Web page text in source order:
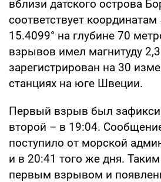
вблизи датского острова
соответствует координатам
15.4099° на глубине 70
взрывов имел магнитуду
зарегистрирован на 30
станциях на юге Швеции.
Первый взрыв был
второй – в 19:04.
поступило от морской
и в 20:41 того же дня.
первым взрывом и